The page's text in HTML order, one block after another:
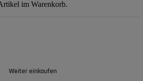
im Warenkorb.
Weiter einkaufen